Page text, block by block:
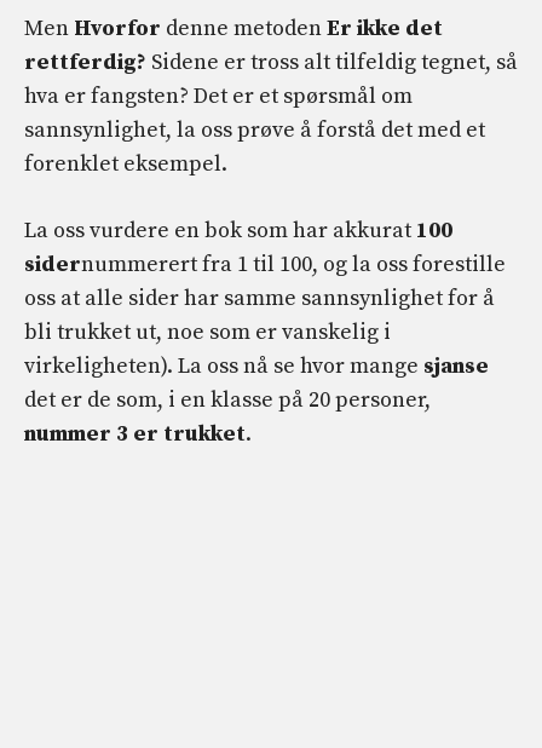
Men Hvorfor denne metodenEr ikke det
rettferdig? Sidene er tross alt tilfeldig tegnet, så
hva er fangsten? Det er et spørsmål om
sannsynlighet, la oss prøve å forstå det med et
forenklet eksempel.
La oss vurdere en bok som har akkurat 100
sidernummerert fra 1 til 100, og la oss forestille
oss at alle sider har samme sannsynlighet for å
bli trukket ut, noe som er vanskelig i
virkeligheten). La oss nå se hvor mange sjanse
det er de som, i en klasse på 20 personer,
nummer 3 er trukket.